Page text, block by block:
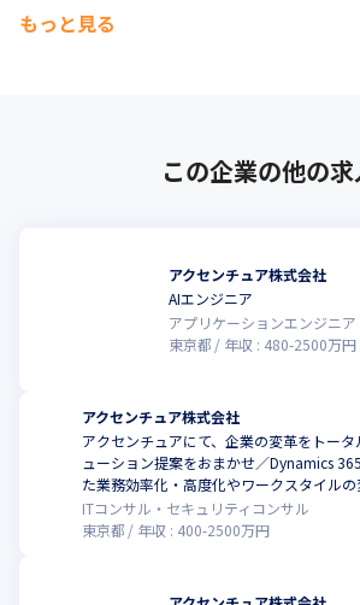
・資格取得支援制度を導入しています
もっと見る
この企業の他の
アクセンチュア株式会社
AIエンジニア
アプリケーションエンジニア
東京都
年収 : 480-2500万円
アクセンチュア株式会社
アクセンチュアにて、企業の変革をトー
ューション提案をおまかせ／Dynamics
た業務効率化・高度化やワークスタイル
ITコンサル・セキュリティコンサル
東京都
年収 : 400-2500万円